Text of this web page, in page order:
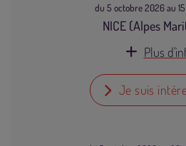
du 5 octobre 2026 au
NICE (Alpes
Plus
Je suis